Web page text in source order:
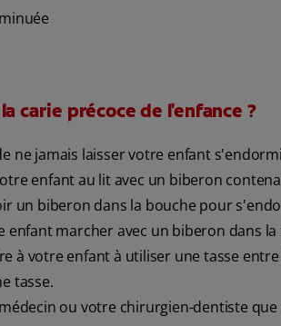
carie précoce de l'enfance ?
ne jamais laisser votre enfant
enfant au lit avec un biberon
un biberon dans la bouche pour
enfant marcher avec un biberon dans la
à votre enfant à utiliser une tasse
tasse.
ou votre chirurgien-dentiste